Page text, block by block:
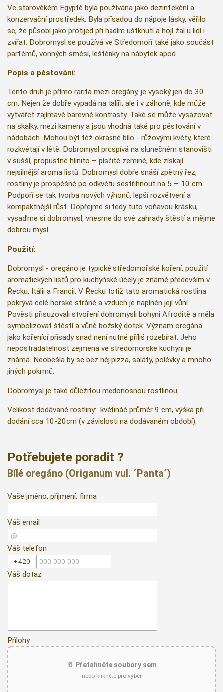
Ve starověkém Egyptě byla používána jako dezinfekční a
konzervační prostředek. Byla přísadou do nápoje lásky, věřilo
se, že působí jako protijed při hadím uštknutí a hojí žal u lidí i
zvířat. Dobromysl se používá ve Středomoří také jako součást
parfémů, vonných směsí, leštěnky na nábytek apod.
Popis a pěstování:
Tento druh je přímo rarita mezi oregány, je vysoký jen do 30
cm. Nejen že dobře vypadá na talíři, ale i v záhoně, kde může
vytvářet zajímavé barevné kontrasty. Také se může vysazovat
na skalky, mezi kameny a jsou vhodná také pro pěstování v
nádobách. Mohou být též okrasné bílo - růžovými květy, které
rozkvétají v létě. Dobromysl prospívá na slunečném stanovišti
v sušší, propustné hlinito – písčité zemině, kde získají
nejsilnější aroma listů. Dobromysl dobře snáší zpětný řez,
rostliny je prospěšné po odkvětu sestřihnout na 5 – 10 cm.
Podpoří se tak tvorba nových výhonů, lepší rozvětvení a
kompaktnější růst. Dopřejme si tedy tuto voňavou krásku,
vysaďme si dobromysl, vnesme do své zahrady štěstí a mějme
dobrou mysl.
Použití:
Dobromysl - oregáno je typické středomořské koření, použití
aromatických listů pro kuchyňské účely je známé především v
Řecku, Itálii a Francii. V Řecku totiž tato aromatická rostlina
pokrývá celé horské stráně a vzduch je naplněn její vůní.
Pověsti přisuzovali stvoření dobromysli bohyni Afroditě a měla
symbolizovat štěstí a vůně božský dotek. Význam oregána
jako kořenící přísady snad není nutné příliš rozebírat. Jeho
nepostradatelnost zejména ve středomořské kuchyni je
známá. Neobešla by se bez něj pizza, saláty, polévky a mnoho
jiných pokrmů.
Dobromysl je také důležitou medonosnou rostlinou.
Velikost dodávané rostliny: květináč průměr 9 cm, výška při
dodání cca 10-20cm (v závislosti na dodávaném období).
Potřebujete poradit ?
Bílé oregáno (Origanum vul. ´Panta´)
Vaše jméno, příjmení, firma
Váš email
Váš telefon
Váš dotaz
Přílohy
📎 Přetáhněte soubory sem
nebo klikněte pro výběr